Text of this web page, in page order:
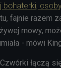
bohaterki,
fajnie razem
mowy,
- mówi
łączą